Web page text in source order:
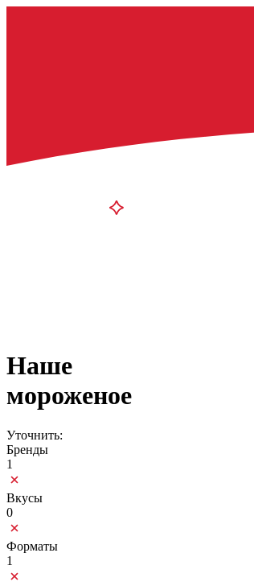
Наше
мороженое
Уточнить:
Бренды
1
Вкусы
0
Форматы
1